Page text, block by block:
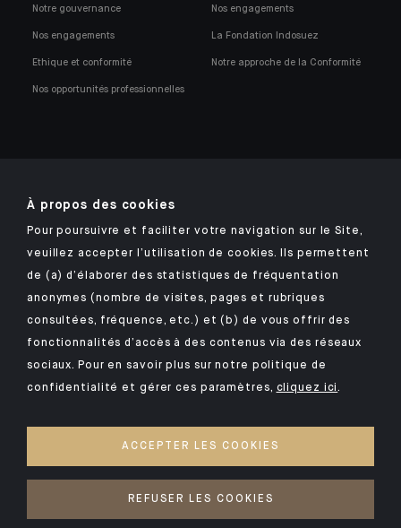
Notre gouvernance
Nos engagements
Ethique et conformité
Nos opportunités professionnelles
Nos engagements
La Fondation Indosuez
Notre approche de la Conformité
Retrouvez notre application mobile Indosuez
MENTIONS LÉGALES
SÉCURITÉ
COOKIES
À propos des cookies
Pour poursuivre et faciliter votre navigation sur le Site,
veuillez accepter l’utilisation de cookies. Ils permettent
de (a) d’élaborer des statistiques de fréquentation
anonymes (nombre de visites, pages et rubriques
consultées, fréquence, etc.) et (b) de vous offrir des
fonctionnalités d’accès à des contenus via des réseaux
sociaux. Pour en savoir plus sur notre politique de
confidentialité et gérer ces paramètres, cliquez ici.
ACCEPTER LES COOKIES
REFUSER LES COOKIES